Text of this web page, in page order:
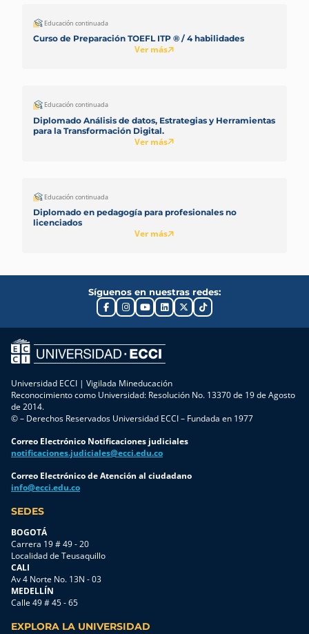
Educación continuada
Curso de Preparación TOEFL ITP ® / 4 habilidades
Ver más
Educación continuada
Diplomado Análisis de datos, Estrategias y Herramientas
para la Transformación Digital.
Ver más
Educación continuada
Diplomado en pedagogía para profesionales no
licenciados
Ver más
Síguenos en nuestras redes:
Universidad ECCI | Vigilada Mineducación
Reconocimiento como Universidad: Resolución No. 13370 de 19 de Agosto
de 2014.
© – Derechos Reservados Universidad ECCI – Fundada en 1977
Correo Electrónico Notificaciones judiciales
notificaciones.judiciales@ecci.edu.co
Correo Electrónico de Atención al ciudadano
info@ecci.edu.co
SEDES
BOGOTÁ
Carrera 19 # 49 - 20
Localidad de Teusaquillo
CALI
Av 4 Norte No. 13N - 03
MEDELLÍN
Calle 49 # 45 - 65
EXPLORA LA UNIVERSIDAD